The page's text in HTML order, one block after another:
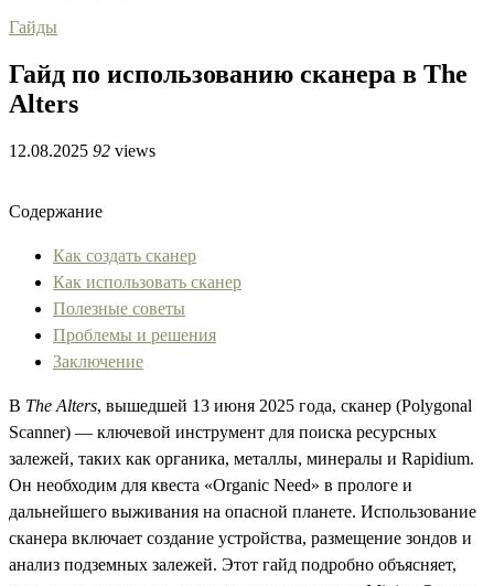
Гайды
Гайд по использованию сканера в The
Alters
12.08.2025 92 views
Содержание
Как создать сканер
Как использовать сканер
Полезные советы
Проблемы и решения
Заключение
В The Alters, вышедшей 13 июня 2025 года, сканер (Polygonal
Scanner) — ключевой инструмент для поиска ресурсных
залежей, таких как органика, металлы, минералы и Rapidium.
Он необходим для квеста «Organic Need» в прологе и
дальнейшего выживания на опасной планете. Использование
сканера включает создание устройства, размещение зондов и
анализ подземных залежей. Этот гайд подробно объясняет,